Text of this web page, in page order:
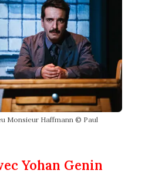
Monsieur Haffmann © Paul
Yohan Genin